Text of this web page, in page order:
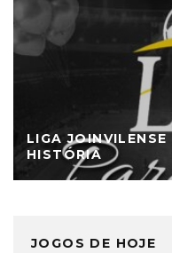
LIGA
HISTÓRIA
JOGOS DE HOJE